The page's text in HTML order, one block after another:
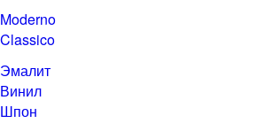
Moderno
Classico
Эмалит
Винил
Шпон